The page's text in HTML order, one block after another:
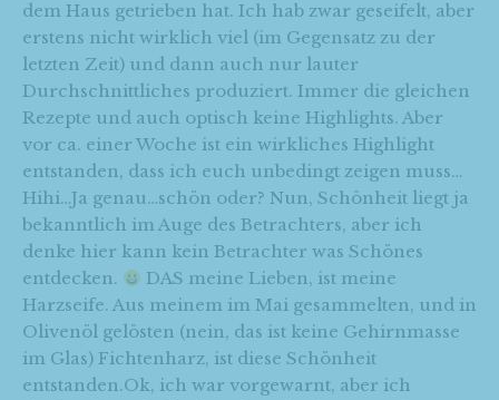
dem Haus getrieben hat. Ich hab zwar geseifelt, aber
erstens nicht wirklich viel (im Gegensatz zu der
letzten Zeit) und dann auch nur lauter
Durchschnittliches produziert. Immer die gleichen
Rezepte und auch optisch keine Highlights. Aber
vor ca. einer Woche ist ein wirkliches Highlight
entstanden, dass ich euch unbedingt zeigen muss…
Hihi…Ja genau…schön oder? Nun, Schönheit liegt ja
bekanntlich im Auge des Betrachters, aber ich
denke hier kann kein Betrachter was Schönes
entdecken.
DAS meine Lieben, ist meine
Harzseife. Aus meinem im Mai gesammelten, und in
Olivenöl gelösten (nein, das ist keine Gehirnmasse
im Glas) Fichtenharz, ist diese Schönheit
entstanden.Ok, ich war vorgewarnt, aber ich